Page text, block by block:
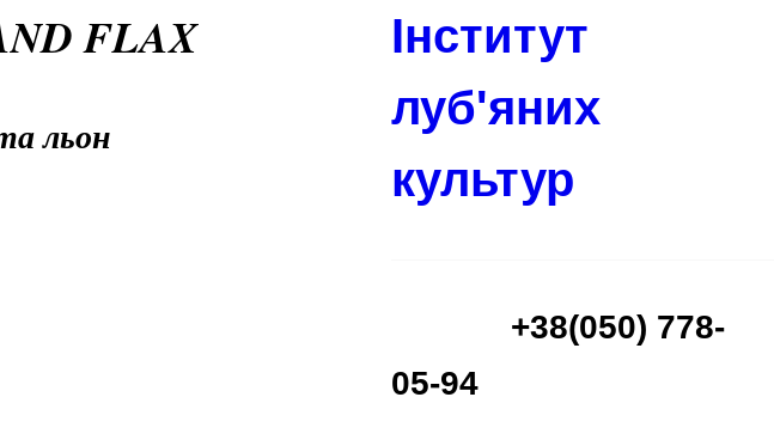
FLAX
льон
Інститут
луб'яних
культур
+38(050) 778-
05-94